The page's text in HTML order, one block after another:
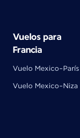
Vuelos para
Francia
Vuelo Mexico-París
Vuelo Mexico-Niza